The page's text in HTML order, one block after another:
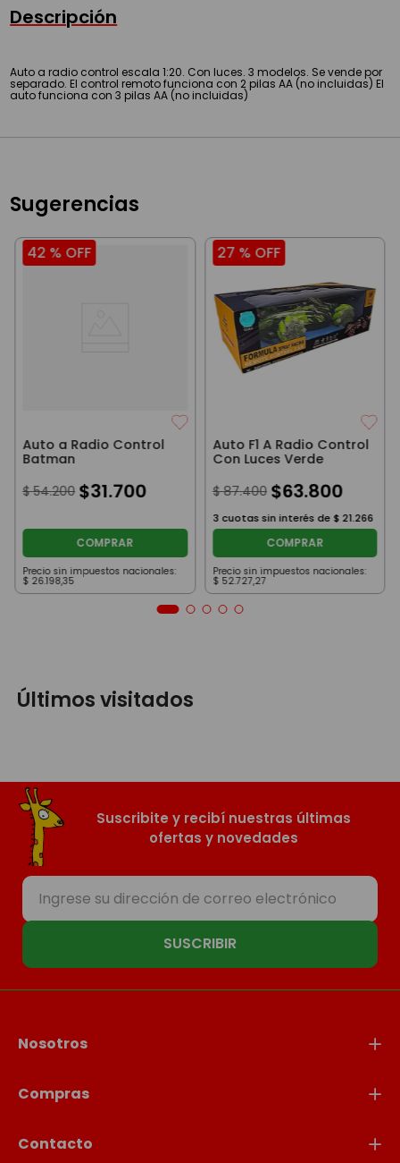
Descripción
Auto a radio control escala 1:20. Con luces. 3 modelos. Se vende por
separado. El control remoto funciona con 2 pilas AA (no incluidas) El
auto funciona con 3 pilas AA (no incluidas)
Sugerencias
42 % OFF
Auto a Radio Control
Batman
$ 54.200 $31.700
COMPRAR
Precio sin impuestos nacionales:
$ 26.198,35
27 % OFF
Auto F1 A Radio Control
Con Luces Verde
$ 87.400 $63.800
3 cuotas sin interés de $ 21.266
COMPRAR
Precio sin impuestos nacionales:
$ 52.727,27
Últimos visitados
Suscribite y recibí nuestras últimas
ofertas y novedades
SUSCRIBIR
Nosotros
Compras
Contacto